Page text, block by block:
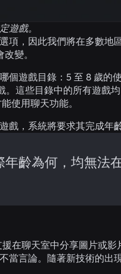
遊戲。
項，因此我們將在多數地
變。
遊戲目錄：5 至 8 歲的
這些目錄中的所有遊戲
使用聊天功能。
戲，系統將要求其完成年
齡為何，均無法
在聊天室中分享圖片或
當言論。隨著新技術的出